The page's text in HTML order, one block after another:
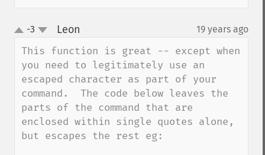
up-3 Leon 19 years ago
This function is great -- except when
you need to legitimately use an
escaped character as part of your
command.  The code below leaves the
parts of the command that are
enclosed within single quotes alone,
but escapes the rest eg: